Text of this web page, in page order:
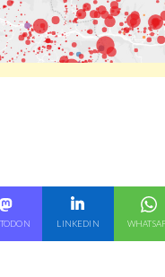
COMPARTE EN COMPARTE EN
LINKEDIN